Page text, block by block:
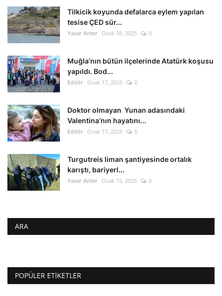
Tilkicik koyunda defalarca eylem yapılan
tesise ÇED sür...
Yasar Anter Ocak 18, 2025 0
Muğla’nın bütün ilçelerinde Atatürk koşusu
yapıldı. Bod...
Editör Ocak 17, 2025 0
Doktor olmayan Yunan adasındaki
Valentina’nın hayatını...
Editör Ocak 17, 2025 0
Turgutreis liman şantiyesinde ortalık
karıştı, bariyerl...
Yasar Anter Ocak 15, 2025 0
ARA
POPÜLER ETIKETLER